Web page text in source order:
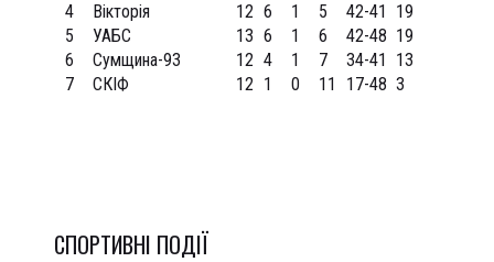
4
Вікторія 12 6 1 5 42-41 19
5
УАБС 13 6 1 6 42-48 19
6
Сумщина-93 12 4 1 7 34-41 13
7
СКІФ 12 1 0 11 17-48 3
СПОРТИВНI ПОДІЇ